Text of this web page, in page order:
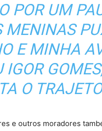
POR UM
MENINAS
E MINHA
IGOR
O
e outros moradores